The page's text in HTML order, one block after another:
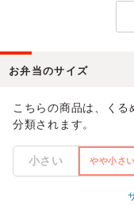
お弁当のサイズ
こちらの商品は、く
分類されます。
小さい やや小さい